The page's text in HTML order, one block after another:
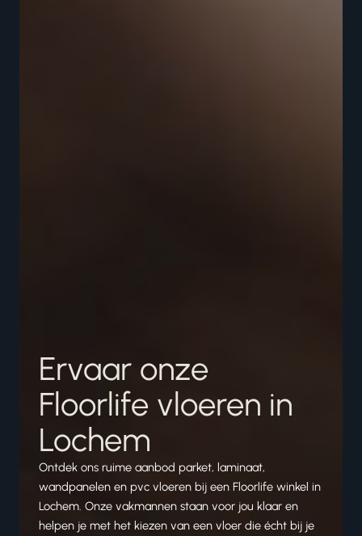
Ervaar onze
Floorlife vloeren in
Lochem
Ontdek ons ruime aanbod parket, laminaat,
wandpanelen en pvc vloeren bij een Floorlife winkel in
Lochem. Onze vakmannen staan voor jou klaar en
helpen je met het kiezen van een vloer die écht bij je